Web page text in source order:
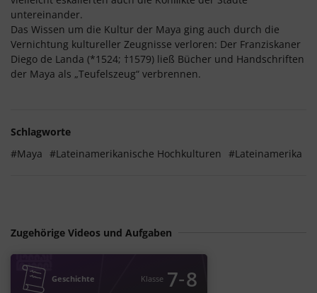
untereinander.
Das Wissen um die Kultur der Maya ging auch durch die
Vernichtung kultureller Zeugnisse verloren: Der Franziskaner
Diego de Landa (*1524; †1579) ließ Bücher und Handschriften
der Maya als „Teufelszeug“ verbrennen.
Schlagworte
#Maya #Lateinamerikanische Hochkulturen #Lateinamerika
Zugehörige Videos und Aufgaben
Geschichte Klasse 7‐8